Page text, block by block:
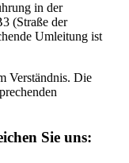
in der
(Straße der
Umleitung ist
Verständnis. Die
Sie uns: